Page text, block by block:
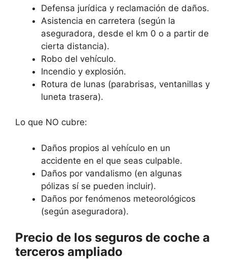
Defensa jurídica y reclamación de daños.
Asistencia en carretera (según la
aseguradora, desde el km 0 o a partir de
cierta distancia).
Robo del vehículo.
Incendio y explosión.
Rotura de lunas (parabrisas, ventanillas y
luneta trasera).
Lo que NO cubre:
Daños propios al vehículo en un
accidente en el que seas culpable.
Daños por vandalismo (en algunas
pólizas sí se pueden incluir).
Daños por fenómenos meteorológicos
(según aseguradora).
Precio de los seguros de coche a
terceros ampliado